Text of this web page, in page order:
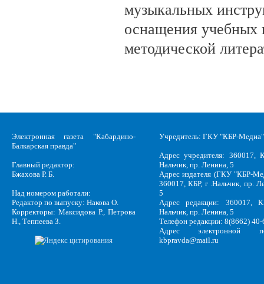
музыкальных
оснащения учебных
методической
Электронная газета "Кабардино-
Балкарская правда"
Главный редактор:
Бжахова Р. Б.
Над номером работали:
Редактор по выпуску: Накова О.
Корректоры: Максидова Р., Петрова
Н., Теппеева З.
Учредитель: ГКУ "КБР-Медиа"
Адрес учредителя: 360017,
Нальчик, пр. Ленина, 5
Адрес издателя (ГКУ "КБР-
360017, КБР, г .Нальчик, пр.
5
Адрес редакции: 360017,
Нальчик, пр. Ленина, 5
Телефон редакции: 8(8662)
Адрес электронной
kbpravda@mail.ru